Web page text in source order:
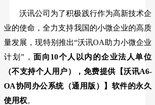
沃讯公司为了积极践行作为高新技术企
业的使命，全力支持我国的小微企业的高质
量发展，现特别推出“沃讯OA助力小微企业
计划”，面向10个人以内的企业法人单位
（不支持个人用户），免费提供【沃讯A6-
OA协同办公系统（通用版）
】软件的永久
使用权。